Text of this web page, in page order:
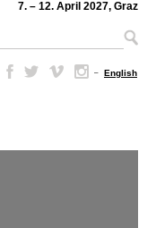
7. – 12. April 2027, Graz
– English